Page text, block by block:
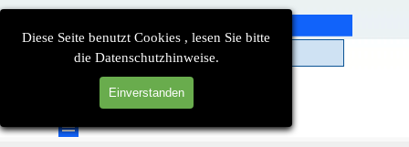
Diese Seite benutzt Cookies , lesen Sie bitte
die Datenschutzhinweise.
Einverstanden
Direkt zum Seiteninhalt
Menü überspringen